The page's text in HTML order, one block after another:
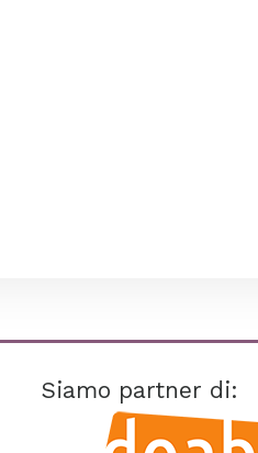
Siamo partner di: